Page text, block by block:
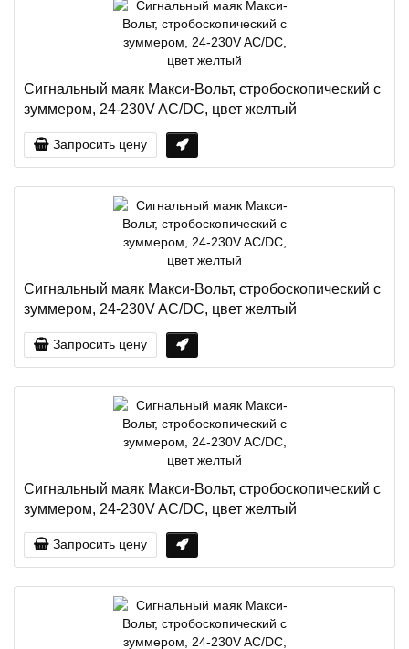
Сигнальный маяк Макси-Вольт, стробоскопический с
зуммером, 24-230V AC/DC, цвет желтый
Запросить цену
Сигнальный маяк Макси-Вольт, стробоскопический с
зуммером, 24-230V AC/DC, цвет желтый
Запросить цену
Сигнальный маяк Макси-Вольт, стробоскопический с
зуммером, 24-230V AC/DC, цвет желтый
Запросить цену